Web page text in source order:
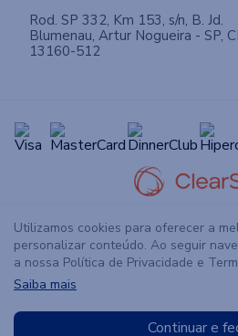
Rod. SP 332, Km 153, s/n, B. Jd.
Blumenau, Artur Nogueira - SP,
13160-512
2026© Todos os direitos
Kuehnrich S.A. CNPJ:
Kuehnrich, 68, B, Blumenau -
Utilizamos cookies para oferecer a
personalizar conteúdo. Ao seguir
a nossa Política de Privacidade e
Saiba mais
Continuar e